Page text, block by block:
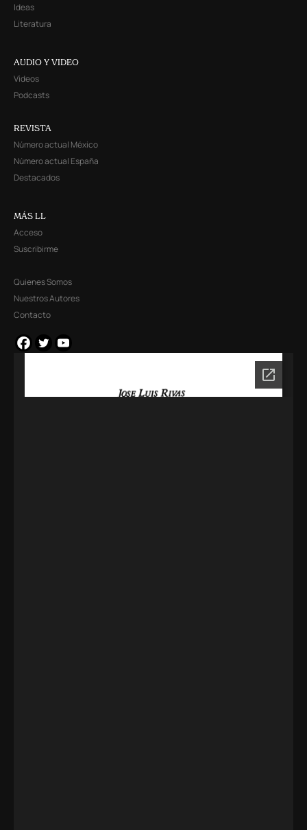
Ideas
Literatura
AUDIO Y VIDEO
Videos
Podcasts
REVISTA
Número actual México
Número actual España
Destacados
MÁS LL
Acceso
Suscribirme
Quienes Somos
Nuestros Autores
Contacto